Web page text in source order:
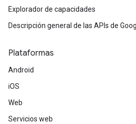
Explorador de capacidades
Descripción general de las APIs de
Plataformas
Android
iOS
Web
Servicios web